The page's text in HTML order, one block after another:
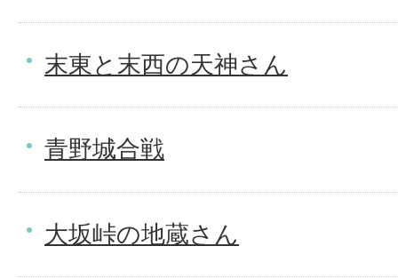
末東と末西の天神さん
青野城合戦
大坂峠の地蔵さん